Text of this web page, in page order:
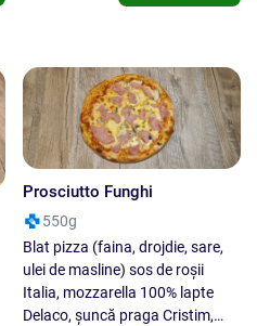
Prosciutto Funghi
550g
Blat pizza (faina, drojdie, sare,
ulei de masline) sos de roșii
Italia, mozzarella 100% lapte
Delaco, șuncă praga Cristim,